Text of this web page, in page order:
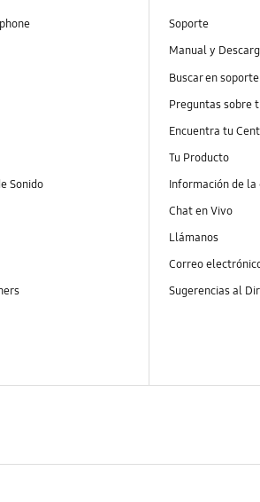
Sonido
Soporte
Manual y
Buscar en soporte
Preguntas sobre
Encuentra tu
Tu Producto
Información de la
Chat en Vivo
Llámanos
Correo
Sugerencias al